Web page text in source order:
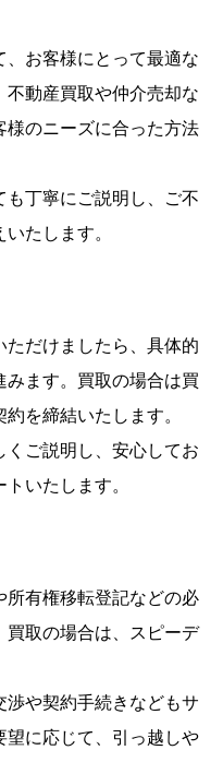
、お客様にとって最適な
動産買取や仲介売却な
様のニーズに合った方法
丁寧にご説明し、ご不
たします。
ただけましたら、具体的
みます。買取の場合は買
を締結いたします。
ご説明し、安心してお
いたします。
所有権移転登記などの必
買取の場合は、スピーデ
や契約手続きなどもサ
望に応じて、引っ越しや